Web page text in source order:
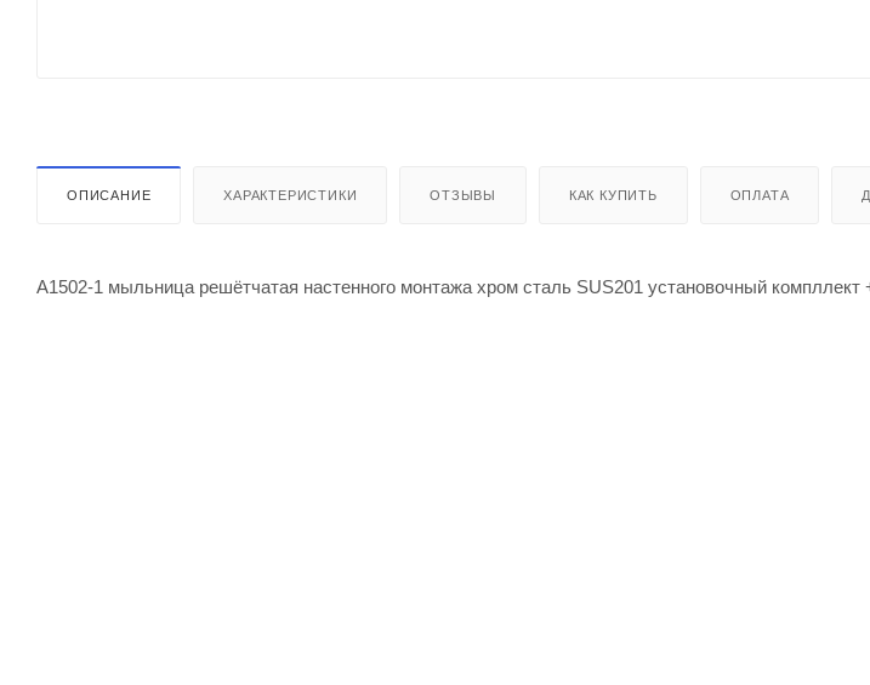
ОПИСАНИЕ ХАРАКТЕРИСТИКИ ОТЗЫВЫ КАК КУПИТЬ ОПЛАТА
A1502-1 мыльница решётчатая настенного монтажа хром сталь SUS201 установочный компллект